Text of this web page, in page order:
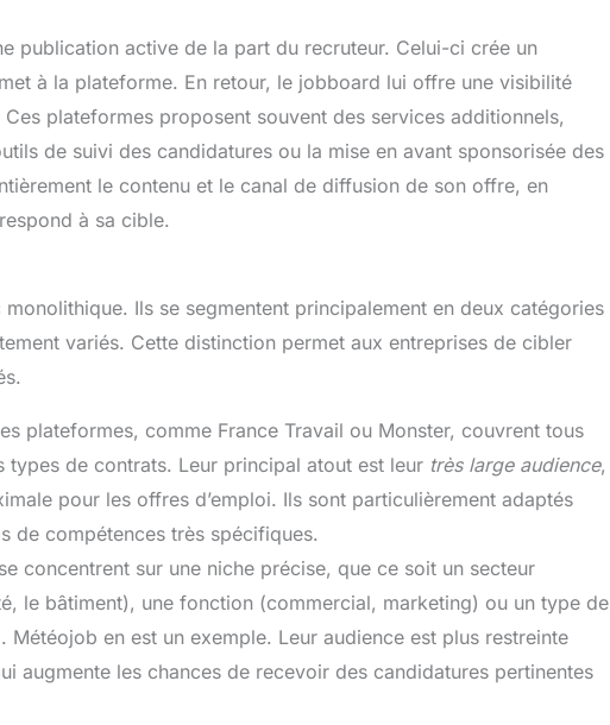
publication active de la part du recruteur. Celui-ci crée un
à la plateforme. En retour, le jobboard lui offre une visibilité
plateformes proposent souvent des services additionnels,
de suivi des candidatures ou la mise en avant sponsorisée des
le contenu et le canal de diffusion de son offre, en
à sa cible.
Ils se segmentent principalement en deux catégories
variés. Cette distinction permet aux entreprises de cibler
plateformes, comme France Travail ou Monster, couvrent tous
types de contrats. Leur principal atout est leur très large audience,
pour les offres d’emploi. Ils sont particulièrement adaptés
de compétences très spécifiques.
concentrent sur une niche précise, que ce soit un secteur
le bâtiment), une fonction (commercial, marketing) ou un type de
en est un exemple. Leur audience est plus restreinte
augmente les chances de recevoir des candidatures pertinentes